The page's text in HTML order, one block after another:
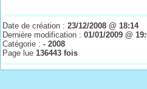
Date de création :23/12/2008 @ 18:14
Dernière modification :01/01/2009 @
Catégorie :- 2008
Page lue136443 fois